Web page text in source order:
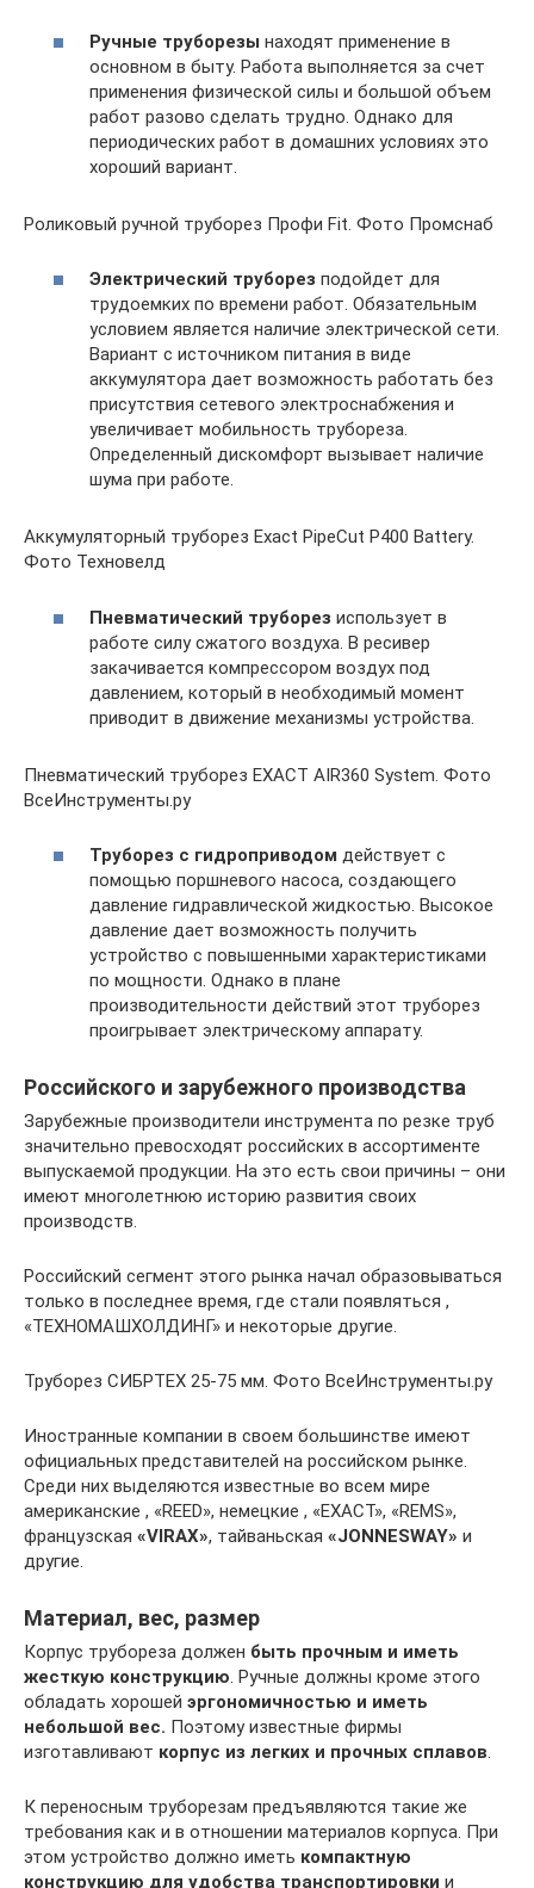
Ручные труборезы находят применение в
основном в быту. Работа выполняется за счет
применения физической силы и большой объем
работ разово сделать трудно. Однако для
периодических работ в домашних условиях это
хороший вариант.
Роликовый ручной труборез Профи Fit. Фото Промснаб
Электрический труборез подойдет для
трудоемких по времени работ. Обязательным
условием является наличие электрической сети.
Вариант с источником питания в виде
аккумулятора дает возможность работать без
присутствия сетевого электроснабжения и
увеличивает мобильность трубореза.
Определенный дискомфорт вызывает наличие
шума при работе.
Аккумуляторный труборез Exact PipeCut P400 Battery.
Фото Техновелд
Пневматический труборез использует в
работе силу сжатого воздуха. В ресивер
закачивается компрессором воздух под
давлением, который в необходимый момент
приводит в движение механизмы устройства.
Пневматический труборез EXACT AIR360 System. Фото
ВсеИнструменты.ру
Труборез с гидроприводом действует с
помощью поршневого насоса, создающего
давление гидравлической жидкостью. Высокое
давление дает возможность получить
устройство с повышенными характеристиками
по мощности. Однако в плане
производительности действий этот труборез
проигрывает электрическому аппарату.
Российского и зарубежного производства
Зарубежные производители инструмента по резке труб
значительно превосходят российских в ассортименте
выпускаемой продукции. На это есть свои причины – они
имеют многолетнюю историю развития своих
производств.
Российский сегмент этого рынка начал образовываться
только в последнее время, где стали появляться ,
«ТЕХНОМАШХОЛДИНГ» и некоторые другие.
Труборез СИБРТЕХ 25-75 мм. Фото ВсеИнструменты.ру
Иностранные компании в своем большинстве имеют
официальных представителей на российском рынке.
Среди них выделяются известные во всем мире
американские , «REED», немецкие , «EXACT», «REMS»,
французская «VIRAX», тайваньская «JONNESWAY» и
другие.
Материал, вес, размер
Корпус трубореза должен быть прочным и иметь
жесткую конструкцию. Ручные должны кроме этого
обладать хорошей эргономичностью и иметь
небольшой вес. Поэтому известные фирмы
изготавливают корпус из легких и прочных сплавов.
К переносным труборезам предъявляются такие же
требования как и в отношении материалов корпуса. При
этом устройство должно иметь компактную
конструкцию для удобства транспортировки и